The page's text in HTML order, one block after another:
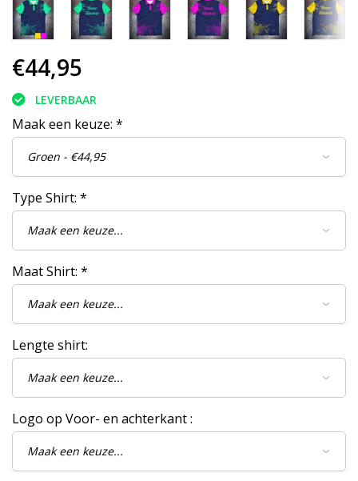
€44,95
LEVERBAAR
Maak een keuze: *
Type Shirt: *
Maat Shirt: *
Lengte shirt:
Logo op Voor- en achterkant :